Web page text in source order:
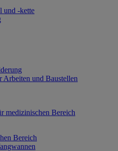
und -kette
Arbeiten und Baustellen
medizinischen Bereich
Bereich